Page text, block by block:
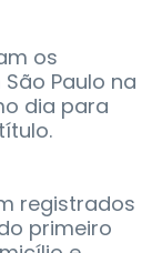
os
Paulo na
dia para
registrados
primeiro